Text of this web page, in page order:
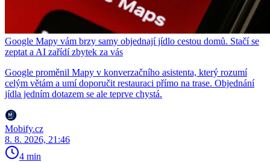
Google Mapy vám brzy samy objednají jídlo cestou domů. Stačí se
zeptat a AI zařídí zbytek za vás
Google proměnil Mapy v konverzačního asistenta, který rozumí
celým větám a umí doporučit restauraci přímo na trase. Objednání
jídla jedním dotazem se ale teprve chystá.
Mobify.cz
8. 8. 2026, 21:46
4 min